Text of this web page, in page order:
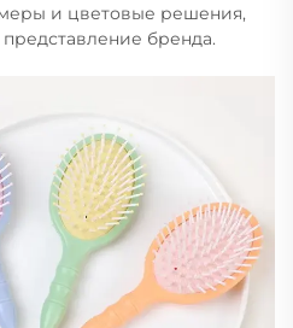
и цветовые решения,
бренда.